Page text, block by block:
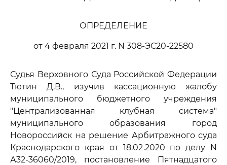
ОПРЕДЕЛЕНИЕ
от 4 февраля 2021 г. N 308-ЭС20-22580
Судья Верховного Суда Российской Федерации
Тютин Д.В., изучив кассационную жалобу
муниципального бюджетного учреждения
"Централизованная клубная система"
муниципального образования город
Новороссийск на решение Арбитражного суда
Краснодарского края от 18.02.2020 по делу N
А32-36060/2019, постановление Пятнадцатого